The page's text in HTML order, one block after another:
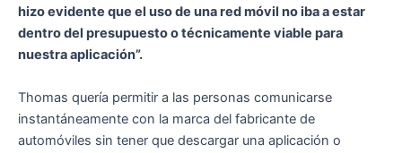
hizo evidente que el uso de una red móvil no iba a estar
dentro del presupuesto o técnicamente viable para
nuestra aplicación”.
Thomas quería permitir a las personas comunicarse
instantáneamente con la marca del fabricante de
automóviles sin tener que descargar una aplicación o